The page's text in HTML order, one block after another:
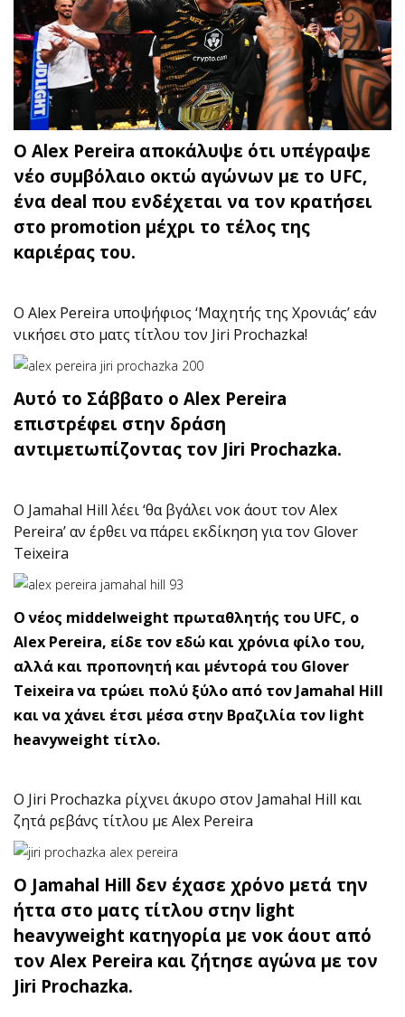
Ο Alex Pereira αποκάλυψε ότι υπέγραψε
νέο συμβόλαιο οκτώ αγώνων με το UFC,
ένα deal που ενδέχεται να τον κρατήσει
στο promotion μέχρι το τέλος της
καριέρας του.
O Alex Pereira υποψήφιος ‘Μαχητής της Χρονιάς’ εάν
νικήσει στο ματς τίτλου τον Jiri Prochazka!
Αυτό το Σάββατο ο Alex Pereira
επιστρέφει στην δράση
αντιμετωπίζοντας τον Jiri Prochazka.
O Jamahal Hill λέει ‘θα βγάλει νοκ άουτ τον Alex
Pereira’ αν έρθει να πάρει εκδίκηση για τον Glover
Teixeira
Ο νέος middelweight πρωταθλητής του UFC, ο
Alex Pereira, είδε τον εδώ και χρόνια φίλο του,
αλλά και προπονητή και μέντορά του Glover
Teixeira να τρώει πολύ ξύλο από τον Jamahal Hill
και να χάνει έτσι μέσα στην Βραζιλία τον light
heavyweight τίτλο.
O Jiri Prochazka ρίχνει άκυρο στον Jamahal Hill και
ζητά ρεβάνς τίτλου με Alex Pereira
Ο Jamahal Hill δεν έχασε χρόνο μετά την
ήττα στο ματς τίτλου στην light
heavyweight κατηγορία με νοκ άουτ από
τον Alex Pereira και ζήτησε αγώνα με τον
Jiri Prochazka.